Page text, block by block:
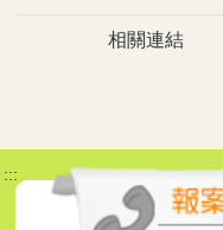
相關連結
:::